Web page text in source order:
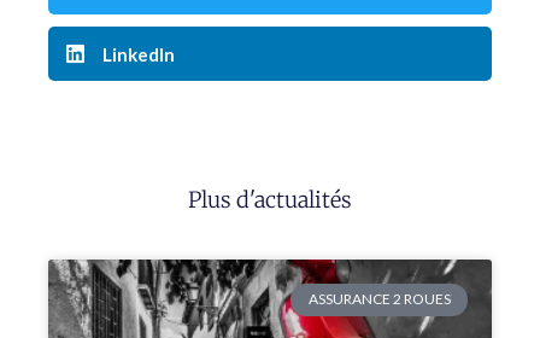
LinkedIn
Plus d'actualités
ASSURANCE 2 ROUES